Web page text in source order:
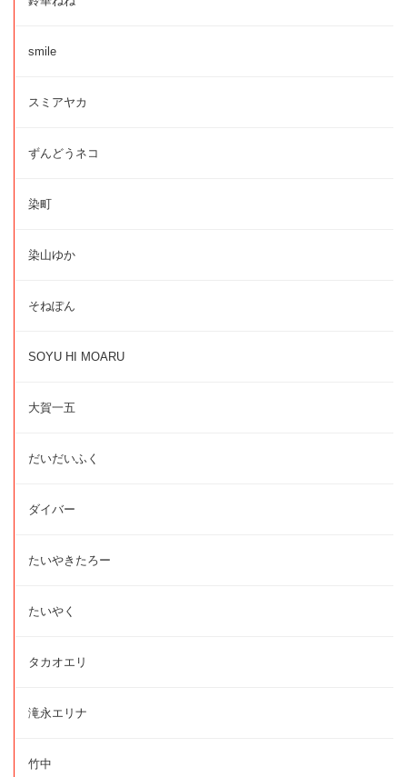
smile
スミアヤカ
ずんどうネコ
染町
染山ゆか
そねぽん
SOYU HI MOARU
大賀一五
だいだいふく
ダイバー
たいやきたろー
たいやく
タカオエリ
滝永エリナ
竹中